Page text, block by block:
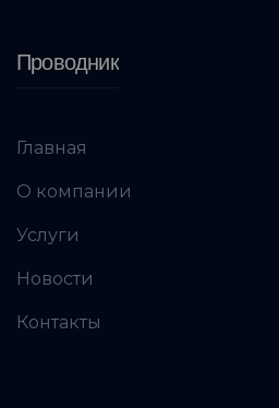
Проводник
Главная
О компании
Услуги
Новости
Контакты